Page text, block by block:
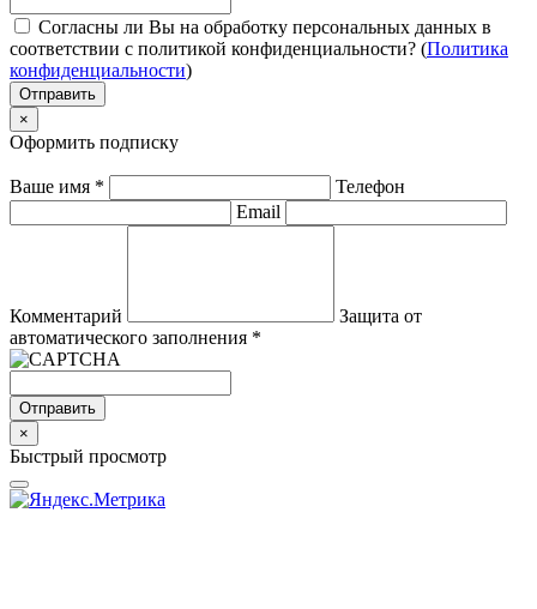
Согласны ли Вы на обработку персональных данных в
соответствии с политикой конфиденциальности? (Политика
конфиденциальности)
Отправить
×
Оформить подписку
Ваше имя *
Телефон
Email
Комментарий
Защита от
автоматического заполнения *
Отправить
×
Быстрый просмотр